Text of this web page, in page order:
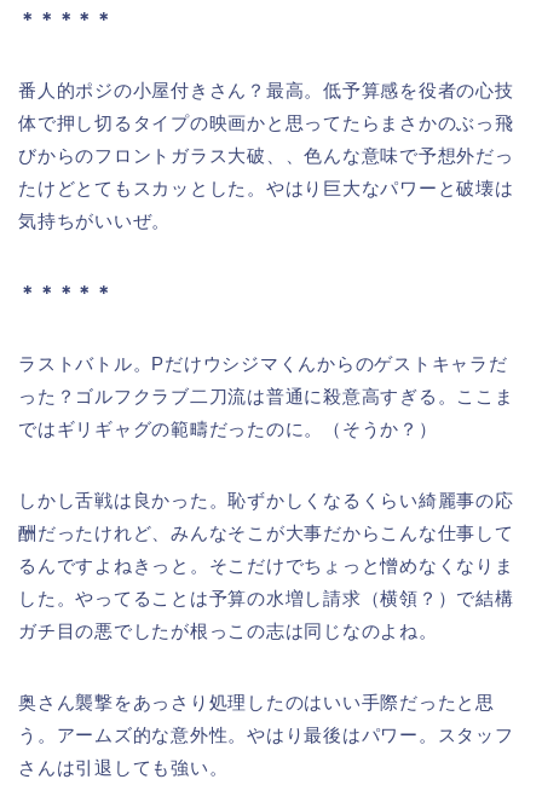
＊＊＊＊＊
番人的ポジの小屋付きさん？最高。低予算感を役者の心技
体で押し切るタイプの映画かと思ってたらまさかのぶっ飛
びからのフロントガラス大破、、色んな意味で予想外だっ
たけどとてもスカッとした。やはり巨大なパワーと破壊は
気持ちがいいぜ。
＊＊＊＊＊
ラストバトル。Pだけウシジマくんからのゲストキャラだ
った？ゴルフクラブ二刀流は普通に殺意高すぎる。ここま
ではギリギャグの範疇だったのに。（そうか？）
しかし舌戦は良かった。恥ずかしくなるくらい綺麗事の応
酬だったけれど、みんなそこが大事だからこんな仕事して
るんですよねきっと。そこだけでちょっと憎めなくなりま
した。やってることは予算の水増し請求（横領？）で結構
ガチ目の悪でしたが根っこの志は同じなのよね。
奥さん襲撃をあっさり処理したのはいい手際だったと思
う。アームズ的な意外性。やはり最後はパワー。スタッフ
さんは引退しても強い。